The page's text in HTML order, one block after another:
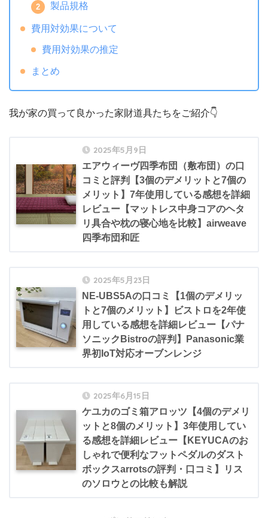
製品規格
費用対効果について
費用対効果の推定
まとめ
我が家の買って良かった家財道具たちをご紹介👇
2025年5月9日
エアウィーヴ四季布団（敷布団）の口
コミと評判【3個のデメリットと7個の
メリット】7年使用している感想を詳細
レビュー【マットレス中身コアのヘタ
リ具合や枕の寝心地を比較】airweave
四季布団和匠
2025年5月23日
NE-UBS5Aの口コミ【1個のデメリッ
トと7個のメリット】ビストロを2年使
用している感想を詳細レビュー【パナ
ソニックBistroの評判】Panasonic業
界初IoT対応オーブンレンジ
2025年6月15日
ケユカのゴミ箱アロッツ【4個のデメリ
ットと8個のメリット】3年使用してい
る感想を詳細レビュー【KEYUCAのお
しゃれで便利なフットペダルのダスト
ボックスarrotsの評判・口コミ】リス
のソロウとの比較も解説